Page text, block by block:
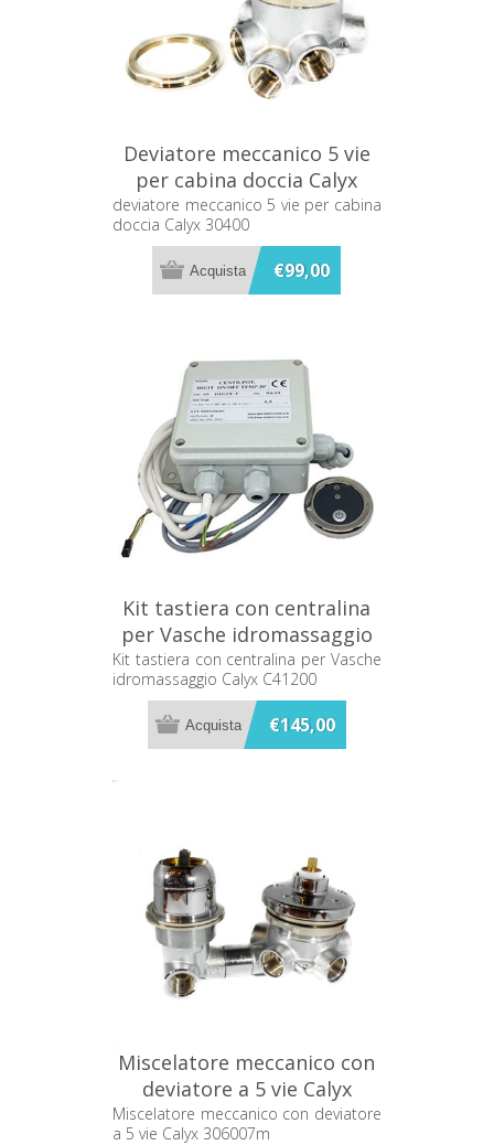
Deviatore meccanico 5 vie
per cabina doccia Calyx
30400
deviatore meccanico 5 vie per cabina
doccia Calyx 30400
€99,00
Kit tastiera con centralina
per Vasche idromassaggio
Calyx C41200
Kit tastiera con centralina per Vasche
idromassaggio Calyx C41200
€145,00
Miscelatore meccanico con
deviatore a 5 vie Calyx
306007m
Miscelatore meccanico con deviatore
a 5 vie Calyx 306007m